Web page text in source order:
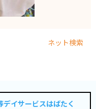
ネット検索
イサービスはばたく